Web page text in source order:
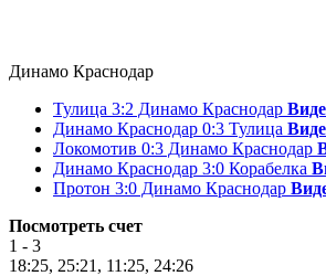
Динамо Краснодар
Тулица 3:2 Динамо Краснодар
Динамо Краснодар 0:3 Тулица
Локомотив 0:3 Динамо Краснодар
Динамо Краснодар 3:0 Корабелка
Протон 3:0 Динамо Краснодар
Посмотреть счет
1 - 3
18:25, 25:21, 11:25, 24:26